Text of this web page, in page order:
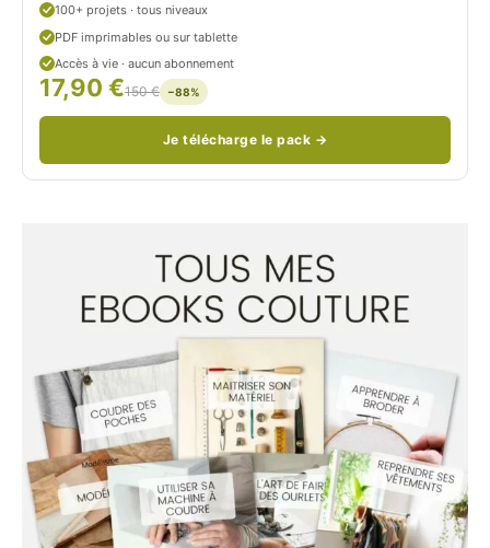
u
d
/
100+ projets · tous niveaux
PDF imprimables ou sur tablette
Accès à vie · aucun abonnement
17,90 €150 € −88%
Je télécharge le pack →